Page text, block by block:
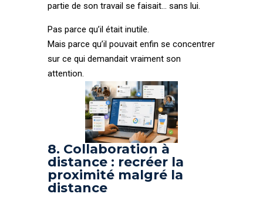
partie de son travail se faisait… sans lui.
Pas parce qu’il était inutile.
Mais parce qu’il pouvait enfin se concentrer
sur ce qui demandait vraiment son
attention.
8. Collaboration à
distance : recréer la
proximité malgré la
distance